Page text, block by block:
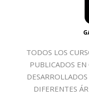
TODOS LOS
PUBLICADOS
DIFERENTES